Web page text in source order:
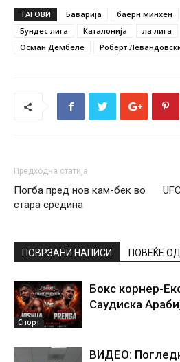
ТАГОВИ Баварија баерн минхен
Бундес лига
Каталонија ла лига
Осман Дембеле
Роберт
Предходна статија
Погба пред нов кам-бек во
стара средина
ПОВРЗАНИ НАПИСИ ПОВЕЌЕ
Спорт
Бокс корнер-
Саудиска
ВИДЕО: